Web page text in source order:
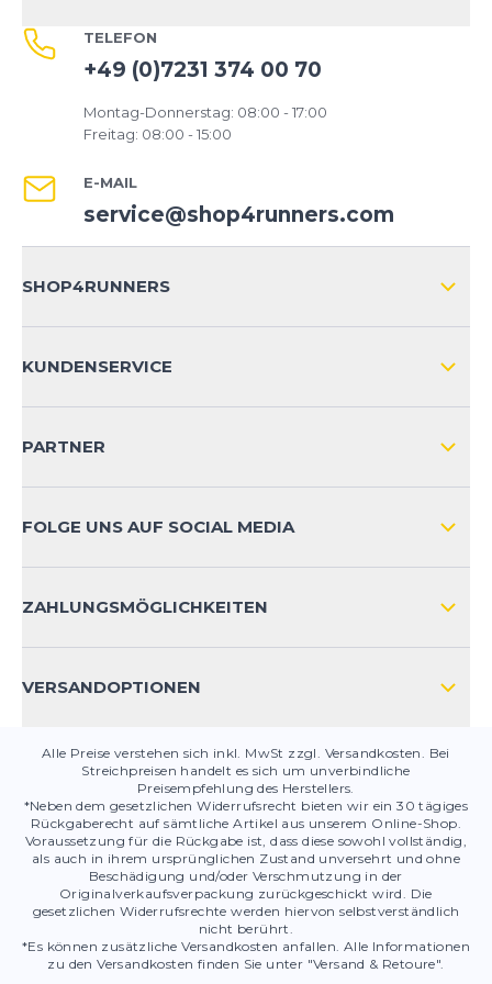
Unterstützung, die Sie benötigen, und hält Ihren
Fuß komfortabel und geschützt. Entdecken Sie die
von ON Running und machen Sie sich bereit für
unvergessliche Abenteuer auf unbekannten
TELEFON
+49 (0)7231 374 00 70
Montag-Donnerstag: 08:00 - 17:00
Freitag: 08:00 - 15:00
E-MAIL
service@shop4runners.com
SHOP4RUNNERS
KUNDENSERVICE
KONTAKT
PRODUKTSICHERHEIT
PARTNER
FOLGE UNS AUF SOCIAL MEDIA
ZAHLUNGSMÖGLICHKEITEN
VERSANDOPTIONEN
Alle Preise verstehen sich inkl. MwSt zzgl. Versandkosten. Bei
Streichpreisen handelt es sich um unverbindliche
Preisempfehlung des Herstellers.
*Neben dem gesetzlichen Widerrufsrecht bieten wir ein 30 tägiges
Rückgaberecht auf sämtliche Artikel aus unserem Online-Shop.
Voraussetzung für die Rückgabe ist, dass diese sowohl vollständig,
als auch in ihrem ursprünglichen Zustand unversehrt und ohne
Beschädigung und/oder Verschmutzung in der
Originalverkaufsverpackung zurückgeschickt wird. Die
gesetzlichen Widerrufsrechte werden hiervon selbstverständlich
nicht berührt.
*Es können zusätzliche Versandkosten anfallen. Alle Informationen
zu den Versandkosten finden Sie unter "Versand & Retoure".